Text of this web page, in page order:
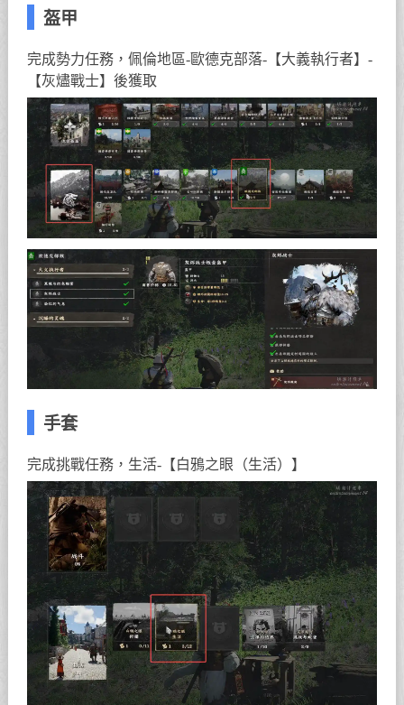
盔甲
完成勢力任務，佩倫地區-歐德克部落-【大義執行者】-
【灰燼戰士】後獲取
手套
完成挑戰任務，生活-【白鴉之眼（生活）】